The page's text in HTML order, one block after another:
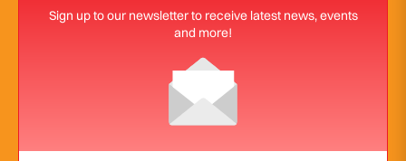
Sign up to our newsletter to receive latest news, events
and more!